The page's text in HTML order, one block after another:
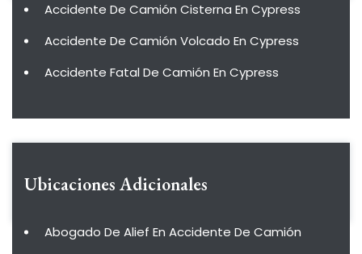
Accidente De Camión Cisterna En Cypress
Accidente De Camión Volcado En Cypress
Accidente Fatal De Camión En Cypress
Ubicaciones Adicionales
Abogado De Alief En Accidente De Camión